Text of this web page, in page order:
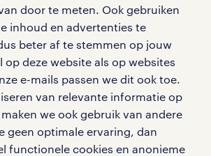
door te meten. Ook gebruiken
inhoud en advertenties te
beter af te stemmen op jouw
op deze website als op websites
e-mails passen we dit ook toe.
van relevante informatie op
we ook gebruik van andere
geen optimale ervaring, dan
functionele cookies en anonieme
leukste content omtrent
en inspiratie.